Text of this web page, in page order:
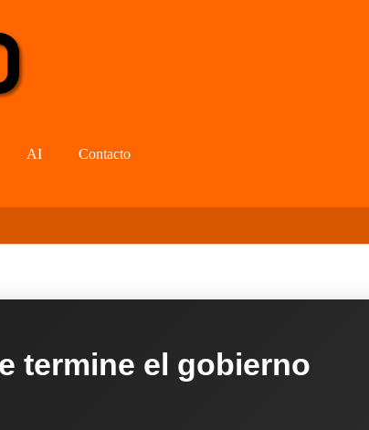
AI Contacto
termine el gobierno